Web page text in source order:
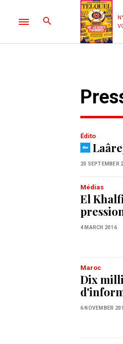
Édito
20 SEPTEMBER
Médias
El
4 MARCH 2016
Maroc
Dix
6 NOVEMBER